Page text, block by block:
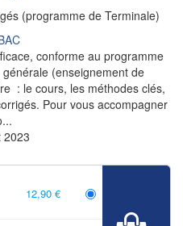
(programme de Terminale)
conforme au programme
(enseignement de
: le cours, les méthodes clés,
Pour vous accompagner
2023
12,90 €